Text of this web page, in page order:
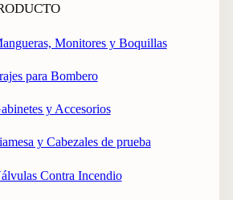
Monitores y Boquillas
para Bombero
y Accesorios
y Cabezales de prueba
Contra Incendio